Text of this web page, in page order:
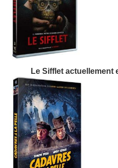
Le Sifflet actuellement